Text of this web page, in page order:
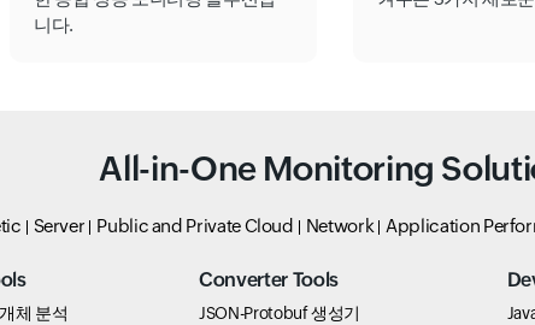
니다.
All-in-One Monitoring
Server Public and Private Cloud Network Application
체 분석
Converter Tools
JSON-Protobuf 생성기